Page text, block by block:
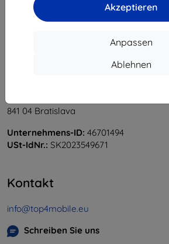
Akzeptieren
Anpassen
Ablehnen
841 04 Bratislava
Unternehmens-ID: 46701494
USt-IdNr.: SK2023549671
Kontakt
info@top4mobile.eu
Schreiben Sie uns